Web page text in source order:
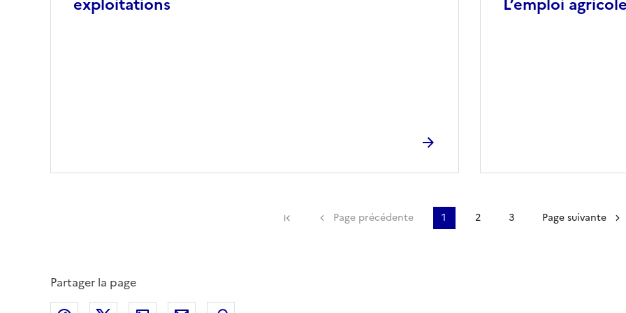
Première page
Page précédente 1 2 3 Page suivante
Partager la page